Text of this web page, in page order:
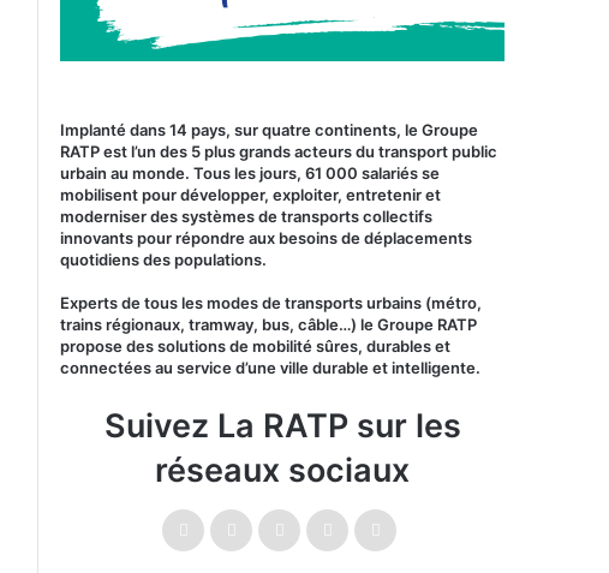
Implanté dans 14 pays, sur quatre continents, le Groupe
RATP est l’un des 5 plus grands acteurs du transport public
urbain au monde. Tous les jours, 61 000 salariés se
mobilisent pour développer, exploiter, entretenir et
moderniser des systèmes de transports collectifs
innovants pour répondre aux besoins de déplacements
quotidiens des populations.
Experts de tous les modes de transports urbains (métro,
trains régionaux, tramway, bus, câble…) le Groupe RATP
propose des solutions de mobilité sûres, durables et
connectées au service d’une ville durable et intelligente.
Suivez La RATP sur les
réseaux sociaux